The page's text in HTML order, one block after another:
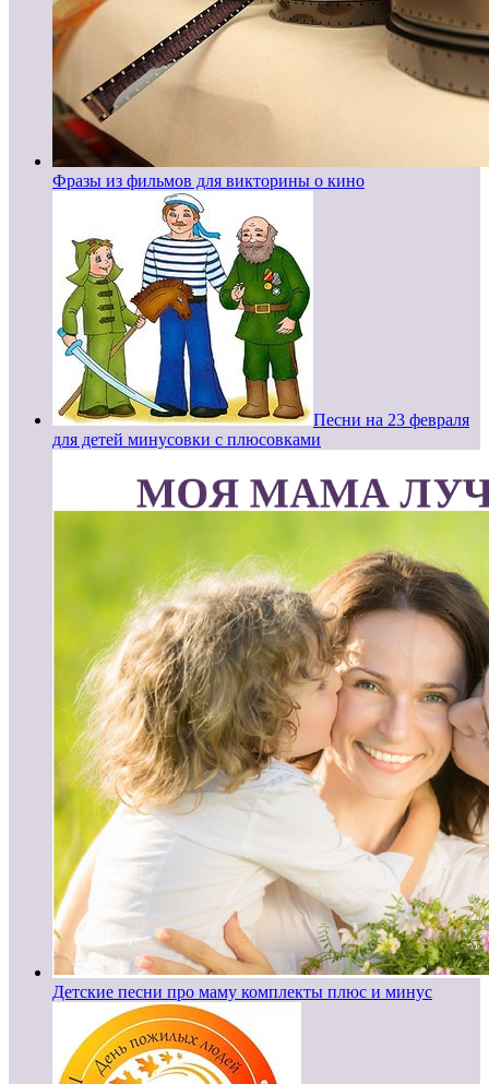
Фразы из фильмов для викторины о кино
Песни на 23 февраля
для детей минусовки с плюсовками
Детские песни про маму комплекты плюс и минус